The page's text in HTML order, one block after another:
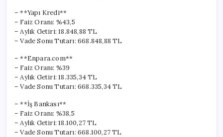
– **Yapı Kredi**
– Faiz Oranı: %43,5
– Aylık Getiri: 18.848,88 TL
– Vade Sonu Tutarı: 668.848,88 TL
– **Enpara.com**
– Faiz Oranı: %39
– Aylık Getiri: 18.335,34 TL
– Vade Sonu Tutarı: 668.335,34 TL
– **İş Bankası**
– Faiz Oranı: %38,5
– Aylık Getiri: 18.100,27 TL
– Vade Sonu Tutarı: 668.100,27 TL